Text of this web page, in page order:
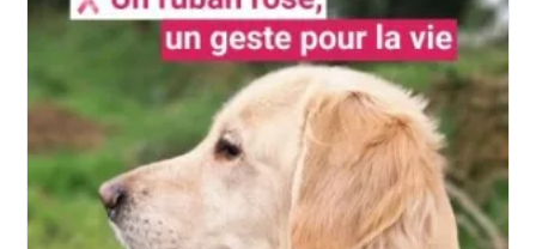
De
L’accompagnement
:
Soin
Comme
Lien
Vivant